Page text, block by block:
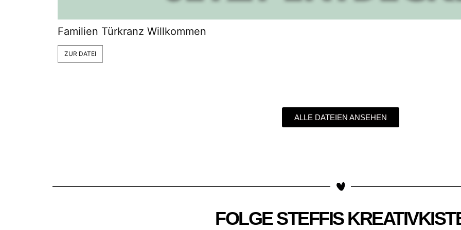
Familien Türkranz Willkommen
ZUR DATEI
ALLE DATEIEN ANSEHEN
FOLGE STEFFIS